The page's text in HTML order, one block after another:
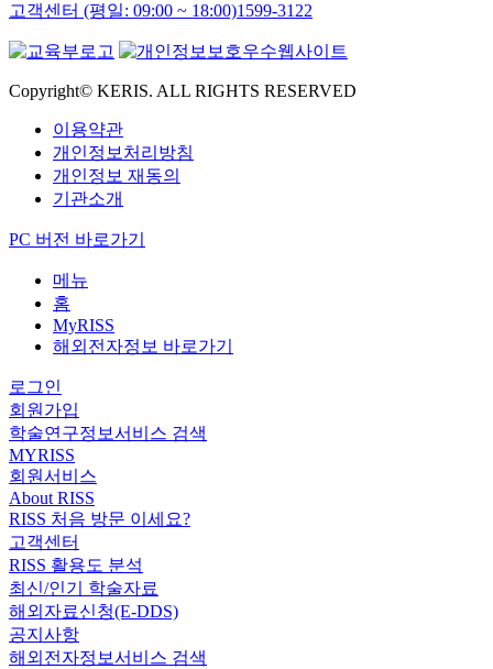
고객센터 (평일: 09:00 ~ 18:00)1599-3122
Copyright© KERIS. ALL RIGHTS RESERVED
이용약관
개인정보처리방침
개인정보 재동의
기관소개
PC 버전 바로가기
메뉴
홈
MyRISS
해외전자정보 바로가기
로그인
회원가입
학술연구정보서비스 검색
MYRISS
회원서비스
About RISS
RISS 처음 방문 이세요?
고객센터
RISS 활용도 분석
최신/인기 학술자료
해외자료신청(E-DDS)
공지사항
해외전자정보서비스 검색